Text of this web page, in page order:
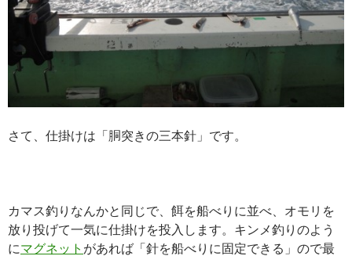
さて、仕掛けは「胴突きの三本針」です。
カマス釣りなんかと同じで、餌を船べりに並べ、オモリを
放り投げて一気に仕掛けを投入します。キンメ釣りのよう
にマグネット があれば「針を船べりに固定できる」ので最